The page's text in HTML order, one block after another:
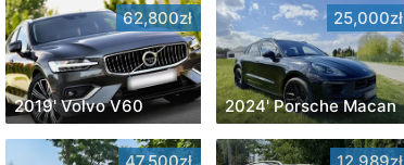
62,800zł
2019' Volvo V60
25,000zł
2024' Porsche Macan